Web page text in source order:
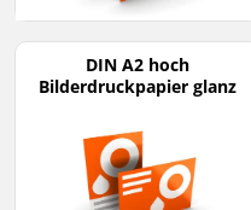
DIN A2 hoch
Bilderdruckpapier glanz